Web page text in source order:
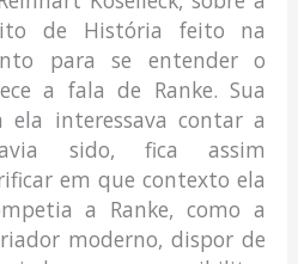
de História feito na
para se entender o
a fala de Ranke. Sua
interessava contar a
sido, fica assim
em que contexto ela
a Ranke, como a
moderno, dispor de